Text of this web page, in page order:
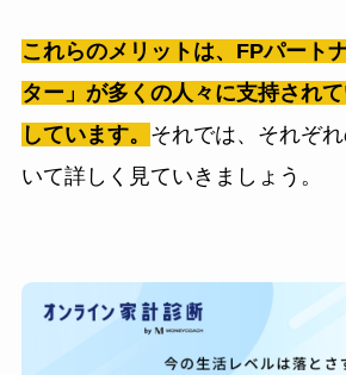
これらのメリットは、FPパート
ター」が多くの人々に支持され
しています。 それでは、それぞ
いて詳しく見ていきましょう。